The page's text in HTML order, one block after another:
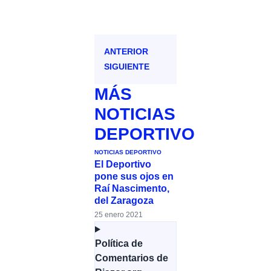
ANTERIOR
SIGUIENTE
MÁS
NOTICIAS
DEPORTIVO
NOTICIAS DEPORTIVO
El Deportivo
pone sus ojos en
Raí Nascimento,
del Zaragoza
25 enero 2021
Política de
Comentarios de